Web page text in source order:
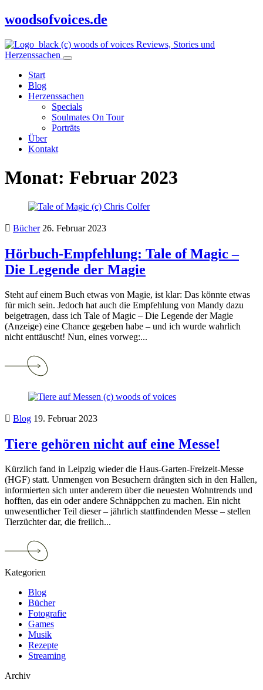
woodsofvoices.de
Reviews, Stories und
Herzenssachen
Start
Blog
Herzenssachen
Specials
Soulmates On Tour
Porträts
Über
Kontakt
Monat: Februar 2023
Bücher 26. Februar 2023
Hörbuch-Empfehlung: Tale of Magic –
Die Legende der Magie
Steht auf einem Buch etwas von Magie, ist klar: Das könnte etwas
für mich sein. Jedoch hat auch die Empfehlung von Mandy dazu
beigetragen, dass ich Tale of Magic – Die Legende der Magie
(Anzeige) eine Chance gegeben habe – und ich wurde wahrlich
nicht enttäuscht! Nun, eines vorweg:...
Tale
Magic
Die
Legende
Magie
Blog 19. Februar 2023
Tiere gehören nicht auf eine Messe!
Kürzlich fand in Leipzig wieder die Haus-Garten-Freizeit-Messe
(HGF) statt. Unmengen von Besuchern drängten sich in den Hallen,
informierten sich unter anderem über die neuesten Wohntrends und
hofften, das ein oder andere Schnäppchen zu machen. Ein nicht
unwesentlicher Teil dieser – jährlich stattfindenden Messe – stellen
Tierzüchter dar, die freilich...
eine
Messe!
Kategorien
Blog
Bücher
Fotografie
Games
Musik
Rezepte
Streaming
Archiv